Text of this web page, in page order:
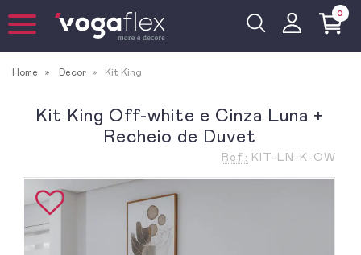
0
Home Decor Kit King
Kit King Off-white e Cinza Luna +
Recheio de Duvet
Ref.: KIT-LN-K-OW